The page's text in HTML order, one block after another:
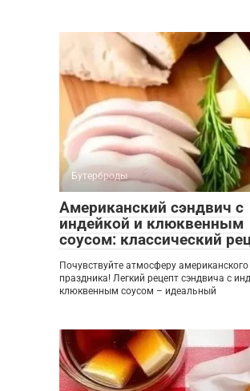
Бутерброды
Американский сэндвич с
индейкой и клюквенным
соусом: классический
Почувствуйте атмосферу американского
праздника! Легкий рецепт сэндвича с
клюквенным соусом – идеальный